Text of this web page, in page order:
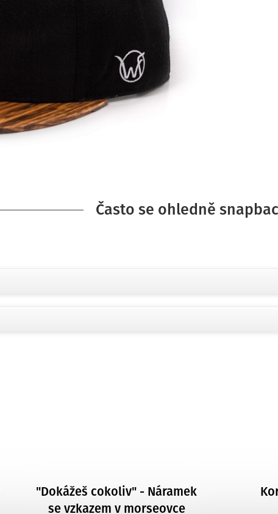
Často se ohledně
"Dokážeš cokoliv" - Náramek
se vzkazem v morseovce